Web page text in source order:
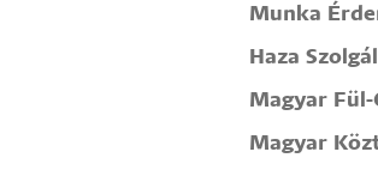
Munka
Haza
Magyar
Magyar